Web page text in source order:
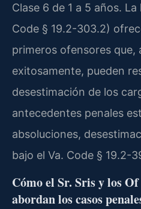
Clase 6 de 1 a 5 años.
Code § 19.2-303.2)
primeros ofensores que,
exitosamente, pueden
desestimación de los
antecedentes penales
absoluciones,
bajo el Va. Code § 19.2-
Cómo el Sr. Sris y los
abordan los casos